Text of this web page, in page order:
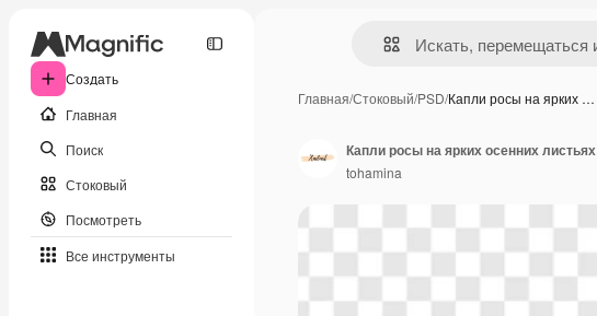
Создать
Главная
Поиск
Стоковый
Посмотреть
Все инструменты
Главная/Стоковый/PSD/Капли росы на ярких …
Капли росы на ярких осенних листьях
tohamina